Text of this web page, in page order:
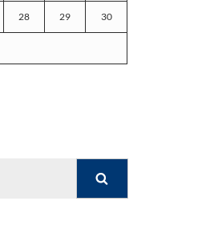
28 29 30
Buscar: